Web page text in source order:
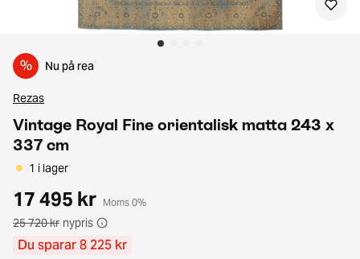
% Nu på rea
Rezas
Vintage Royal Fine orientalisk matta 243 x
337 cm
1 i lager
17 495 kr Moms 0%
25 720 kr nypris
Du sparar 8 225 kr